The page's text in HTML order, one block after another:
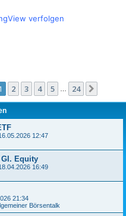
verfolgen
1von 24
2 3 4 5 24
12:47
Gl. Equity
16:49
21:34
Börsentalk